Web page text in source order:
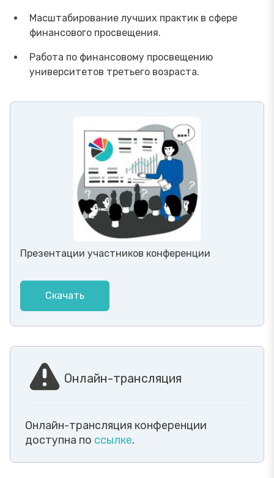
Масштабирование лучших практик в сфере
финансового просвещения.
Работа по финансовому просвещению
университетов третьего возраста.
Презентации участников конференции
Скачать
Онлайн-трансляция
Онлайн-трансляция конференции
доступна по ссылке.